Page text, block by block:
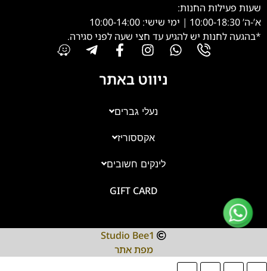
שעות פעילות החנות:
א’-ה’ 10:00-18:30 | ימי שישי: 10:00-14:00
*בהגעה לחנות יש להגיע עד חצי שעה לפני סגירה.
ניווט באתר
נעלי גברים
אקססוריז
לינקים חשובים
GIFT CARD
Studio Bee1
מפת אתר